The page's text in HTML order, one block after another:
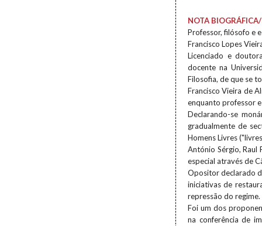
NOTA
Professor, filósofo e
Francisco Lopes
Licenciado e
docente na
Filosofia, de que se
Francisco Vieira de
enquanto professor
Declarando-se
gradualmente de
Homens Livres
António Sérgio, Raul
especial através de
Opositor declarado
iniciativas de
repressão do regime.
Foi um dos
na conferência de